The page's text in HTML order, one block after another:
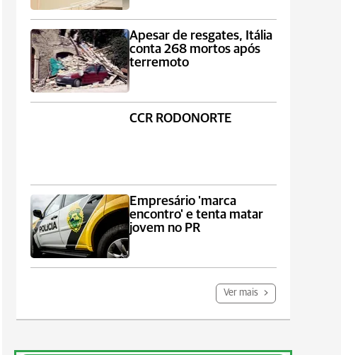
Apesar de resgates, Itália
conta 268 mortos após
terremoto
CCR RODONORTE
Empresário 'marca
encontro' e tenta matar
jovem no PR
Ver mais